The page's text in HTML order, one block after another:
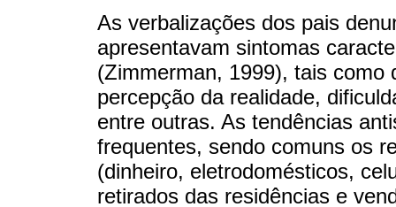
As verbalizações dos pais
apresentavam sintomas
(Zimmerman, 1999), tais como
percepção da realidade,
entre outras. As tendências
frequentes, sendo comuns os
(dinheiro, eletrodomésticos,
retirados das residências e